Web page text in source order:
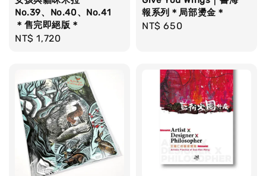
No.39、No.40、No.41
＊售完即絕版＊
Regular
NT$ 1,720
報系列＊局部燙金＊
Regular
NT$ 650